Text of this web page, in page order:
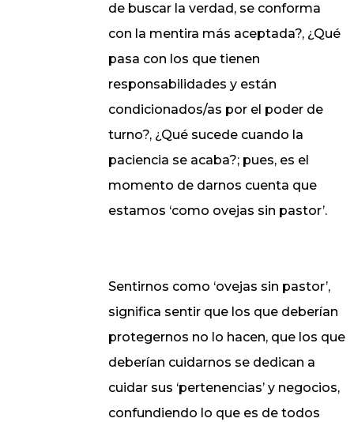
de buscar la verdad, se conforma
con la mentira más aceptada?, ¿Qué
pasa con los que tienen
responsabilidades y están
condicionados/as por el poder de
turno?, ¿Qué sucede cuando la
paciencia se acaba?; pues, es el
momento de darnos cuenta que
estamos ‘como ovejas sin pastor’.
Sentirnos como ‘ovejas sin pastor’,
significa sentir que los que deberían
protegernos no lo hacen, que los que
deberían cuidarnos se dedican a
cuidar sus ‘pertenencias’ y negocios,
confundiendo lo que es de todos